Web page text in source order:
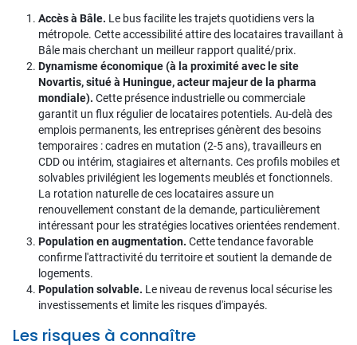
Accès à Bâle. Le bus facilite les trajets quotidiens vers la
métropole. Cette accessibilité attire des locataires travaillant à
Bâle mais cherchant un meilleur rapport qualité/prix.
Dynamisme économique (à la proximité avec le site
Novartis, situé à Huningue, acteur majeur de la pharma
mondiale). Cette présence industrielle ou commerciale
garantit un flux régulier de locataires potentiels. Au-delà des
emplois permanents, les entreprises génèrent des besoins
temporaires : cadres en mutation (2-5 ans), travailleurs en
CDD ou intérim, stagiaires et alternants. Ces profils mobiles et
solvables privilégient les logements meublés et fonctionnels.
La rotation naturelle de ces locataires assure un
renouvellement constant de la demande, particulièrement
intéressant pour les stratégies locatives orientées rendement.
Population en augmentation. Cette tendance favorable
confirme l'attractivité du territoire et soutient la demande de
logements.
Population solvable. Le niveau de revenus local sécurise les
investissements et limite les risques d'impayés.
Les risques à connaître